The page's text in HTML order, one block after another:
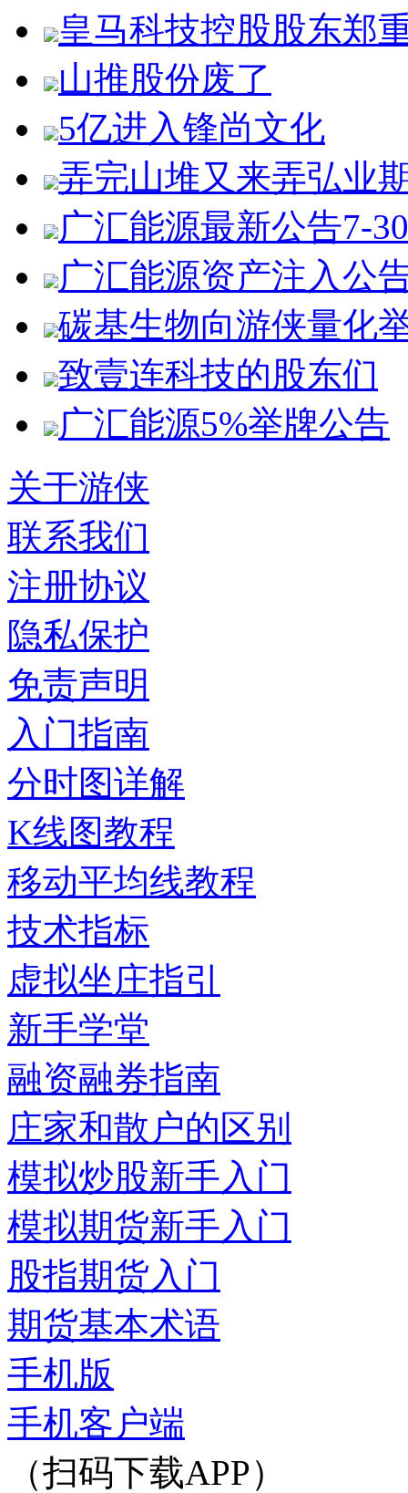
皇马科技控股股东郑
山推股份废了
5亿进入锋尚文化
弄完山堆又来弄弘业
广汇能源最新公告7-30
广汇能源资产注入公
碳基生物向游侠量化
致壹连科技的股东们
广汇能源5%举牌公告
关于游侠
联系我们
注册协议
隐私保护
免责声明
入门指南
分时图详解
K线图教程
移动平均线教程
技术指标
虚拟坐庄指引
新手学堂
融资融券指南
庄家和散户的区别
模拟炒股新手入门
模拟期货新手入门
股指期货入门
期货基本术语
手机版
手机客户端
（扫码下载APP）